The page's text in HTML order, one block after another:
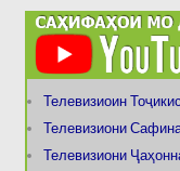
Телевизиоин
Телевизиони
Телевизиони